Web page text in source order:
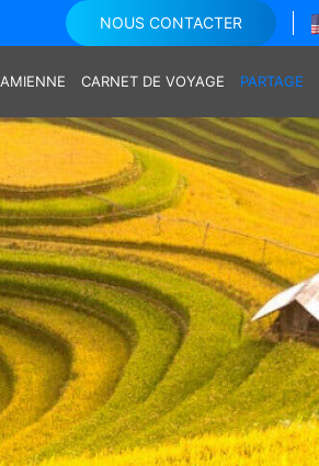
NOUS CONTACTER
CARNET DE VOYAGE PARTAGE